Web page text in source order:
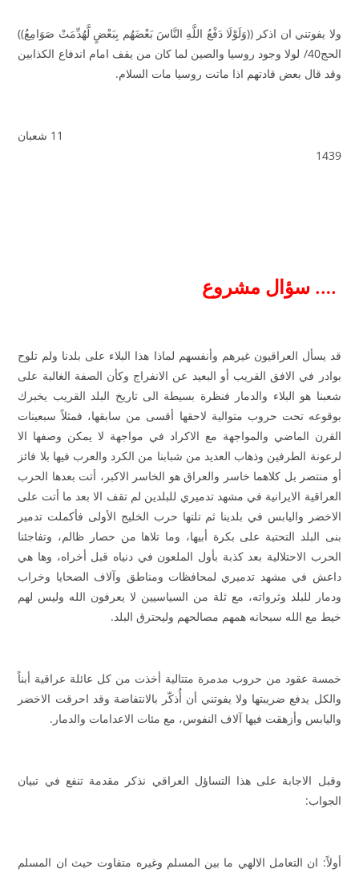
ولا يفوتني ان اذكر ((وَلَوْلَا دَفْعُ اللَّهِ النَّاسَ بَعْضَهُم بِبَعْضٍ لَّهُدِّمَتْ صَوَامِعُ))
الحج40/ لولا وجود روسيا والصين لما كان من يقف امام اندفاع الكذابين
وقد قال بعض قادتهم اذا ماتت روسيا مات السلام.
11 شعبان
1439
…. سؤال مشروع
قد يسأل العراقيون غيرهم وأنفسهم لماذا هذا البلاء على بلدنا ولم تلوح
بوادر في الافق القريب أو البعيد عن الانفراج وكأن الصفة الغالبة على
شعبنا هو البلاء والدمار فنظرة بسيطة الى تاريخ البلد القريب يخبرك
بوقوعه تحت حروب متوالية لاحقها أقسى من سابقها، فمثلاً سبعينات
القرن الماضي والمواجهة مع الاكراد في مواجهة لا يمكن وصفها الا
لرعونة الطرفين وذهاب العديد من شبابنا من الكرد والعرب فيها بلا فائز
أو منتصر بل كلاهما خاسر والعراق هو الخاسر الاكبر، أتت بعدها الحرب
العراقية الايرانية في مشهد تدميري للبلدين لم تقف الا بعد ما أتت على
الاخضر واليابس في بلدينا ثم تلتها حرب الخليج الأولى فأكملت تدمير
بنى البلد التحتية على بكرة أبيها، وما تلاها من حصار ظالم، وتفاجئنا
الحرب الاحتلالية بعد كذبة بأول الملعون في دنياه قبل أخراه، وها هي
داعش في مشهد تدميري لمحافظات ومناطق وآلاف الضحايا وخراب
ودمار للبلد وثرواته، مع ثلة من السياسيين لا يعرفون الله وليس لهم
خيط مع الله سبحانه همهم مصالحهم وليحترق البلد.
خمسة عقود من حروب مدمرة متتالية أخذت من كل عائلة عراقية أبناً
والكل يدفع ضريبتها ولا يفوتني أن أُذكّر بالانتفاضة وقد احرقت الاخضر
واليابس وأزهقت فيها آلاف النفوس، مع مئات الاعدامات والدمار.
وقبل الاجابة على هذا التساؤل العراقي نذكر مقدمة تنفع في تبيان
الجواب:
أولاً: ان التعامل الالهي ما بين المسلم وغيره متفاوت حيث ان المسلم